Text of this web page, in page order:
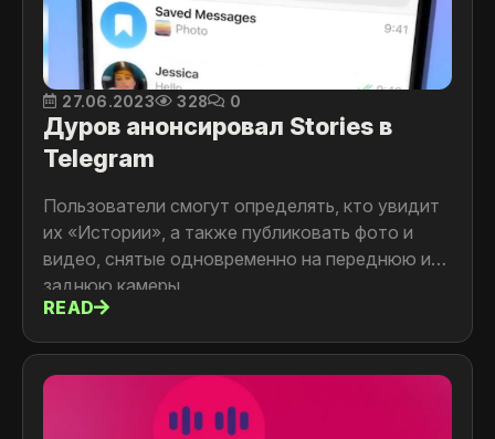
27.06.2023 328 0
Дуров анонсировал Stories в
Telegram
Пользователи смогут определять, кто увидит
их «Истории», а также публиковать фото и
видео, снятые одновременно на переднюю и
заднюю камеры.
READ